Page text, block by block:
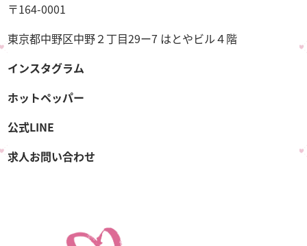
〒164-0001
東京都中野区中野２丁目29ー7 はとやビル４階
インスタグラム
ホットペッパー
公式LINE
求人お問い合わせ